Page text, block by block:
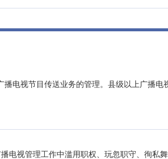
电视节目传送业务的管理。县级以上广播
电视管理工作中滥用职权、玩忽职守、徇私